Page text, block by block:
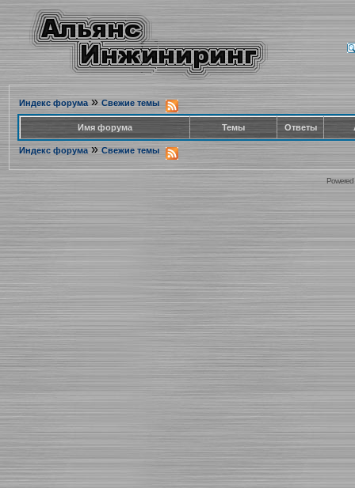
Индекс форума» Свежие темы
Имя форума Темы Ответы
Индекс форума » Свежие темы